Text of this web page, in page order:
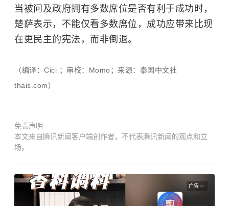
当被问及政府拥有多数席位是否有利于成功时，
楚萨表示，不能仅看多数席位，成功应带来比现
在更民主的宪法，而非倒退。
（编译：Cici ；审校：Momo；来源：泰国中文社
thais.com）
免责声明
本文来自腾讯新闻客户端创作者，不代表腾讯新闻的观点和立
场。
广告